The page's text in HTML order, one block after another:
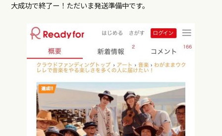
大成功で終了ー！ただいま発送準備中です。